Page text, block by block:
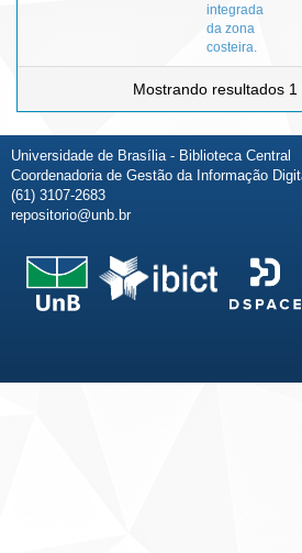
integrada
da zona
costeira.
Mostrando resultados 1
Universidade de Brasília - Biblioteca Central
Coordenadoria de Gestão da Informação
(61) 3107-2683
repositorio@unb.br